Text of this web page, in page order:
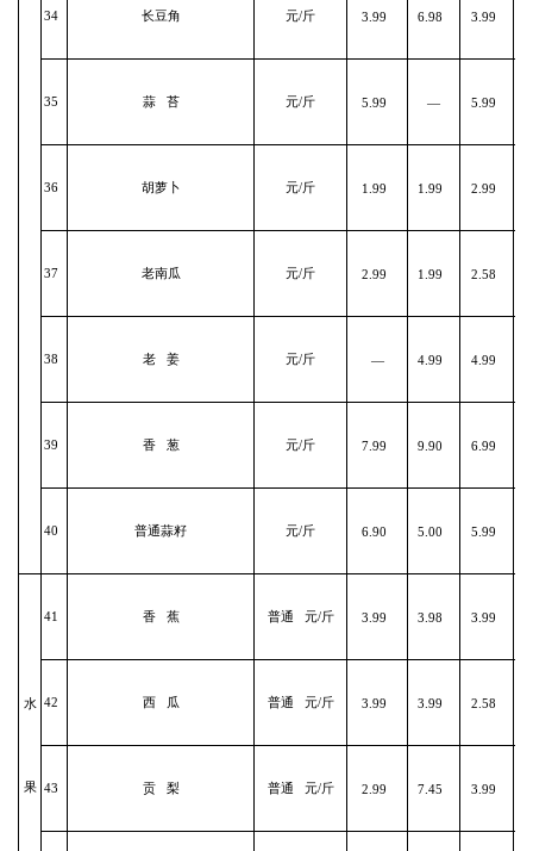
34 长豆角 元/斤 3.99 6.98 3.99
35 蒜 苔 元/斤 5.99 — 5.99
36 胡萝卜 元/斤 1.99 1.99 2.99
37 老南瓜 元/斤 2.99 1.99 2.58
38 老 姜 元/斤 — 4.99 4.99
39 香 葱 元/斤 7.99 9.90 6.99
40 普通蒜籽 元/斤 6.90 5.00 5.99
水
果
41 香 蕉 普通 元/斤 3.99 3.98 3.99
42 西 瓜 普通 元/斤 3.99 3.99 2.58
43 贡 梨 普通 元/斤 2.99 7.45 3.99